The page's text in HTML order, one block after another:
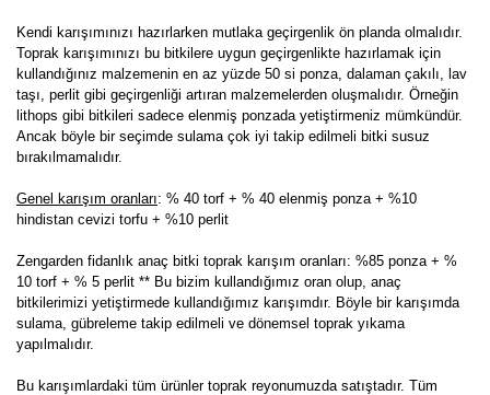
Kendi karışımınızı hazırlarken mutlaka geçirgenlik ön planda olmalıdır.
Toprak karışımınızı bu bitkilere uygun geçirgenlikte hazırlamak için
kullandığınız malzemenin en az yüzde 50 si ponza, dalaman çakılı, lav
taşı, perlit gibi geçirgenliği artıran malzemelerden oluşmalıdır. Örneğin
lithops gibi bitkileri sadece elenmiş ponzada yetiştirmeniz mümkündür.
Ancak böyle bir seçimde sulama çok iyi takip edilmeli bitki susuz
bırakılmamalıdır.
Genel karışım oranları: % 40 torf + % 40 elenmiş ponza + %10
hindistan cevizi torfu + %10 perlit
Zengarden fidanlık anaç bitki toprak karışım oranları: %85 ponza + %
10 torf + % 5 perlit ** Bu bizim kullandığımız oran olup, anaç
bitkilerimizi yetiştirmede kullandığımız karışımdır. Böyle bir karışımda
sulama, gübreleme takip edilmeli ve dönemsel toprak yıkama
yapılmalıdır.
Bu karışımlardaki tüm ürünler toprak reyonumuzda satıştadır. Tüm